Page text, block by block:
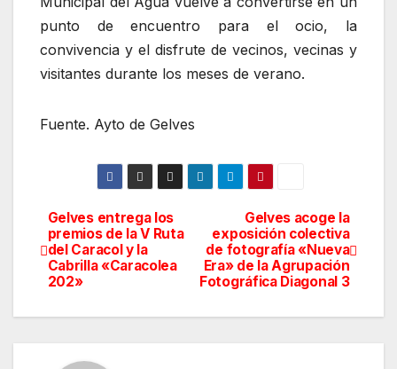
punto de encuentro para el ocio, la
convivencia y el disfrute de vecinos, vecinas y
visitantes durante los meses de verano.
Fuente. Ayto de Gelves
Navegación
de
Gelves acoge la
exposición colectiva
de fotografía «Nueva
Era» de la Agrupación
Fotográfica Diagonal 3
Gelves entrega los
premios de la V Ruta
del Caracol y la
Cabrilla «Caracolea
202»